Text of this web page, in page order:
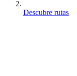
Descubre rutas